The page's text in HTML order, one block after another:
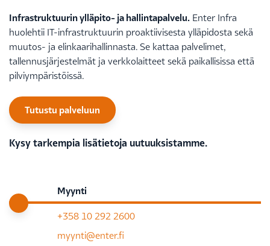
Infrastruktuurin ylläpito- ja hallintapalvelu. Enter Infra
huolehtii IT-infrastruktuurin proaktiivisesta ylläpidosta sekä
muutos- ja elinkaarihallinnasta. Se kattaa palvelimet,
tallennusjärjestelmät ja verkkolaitteet sekä paikallisissa että
pilviympäristöissä.
Tutustu palveluun
Kysy tarkempia lisätietoja uutuuksistamme.
Myynti
+358 10 292 2600
myynti@enter.fi